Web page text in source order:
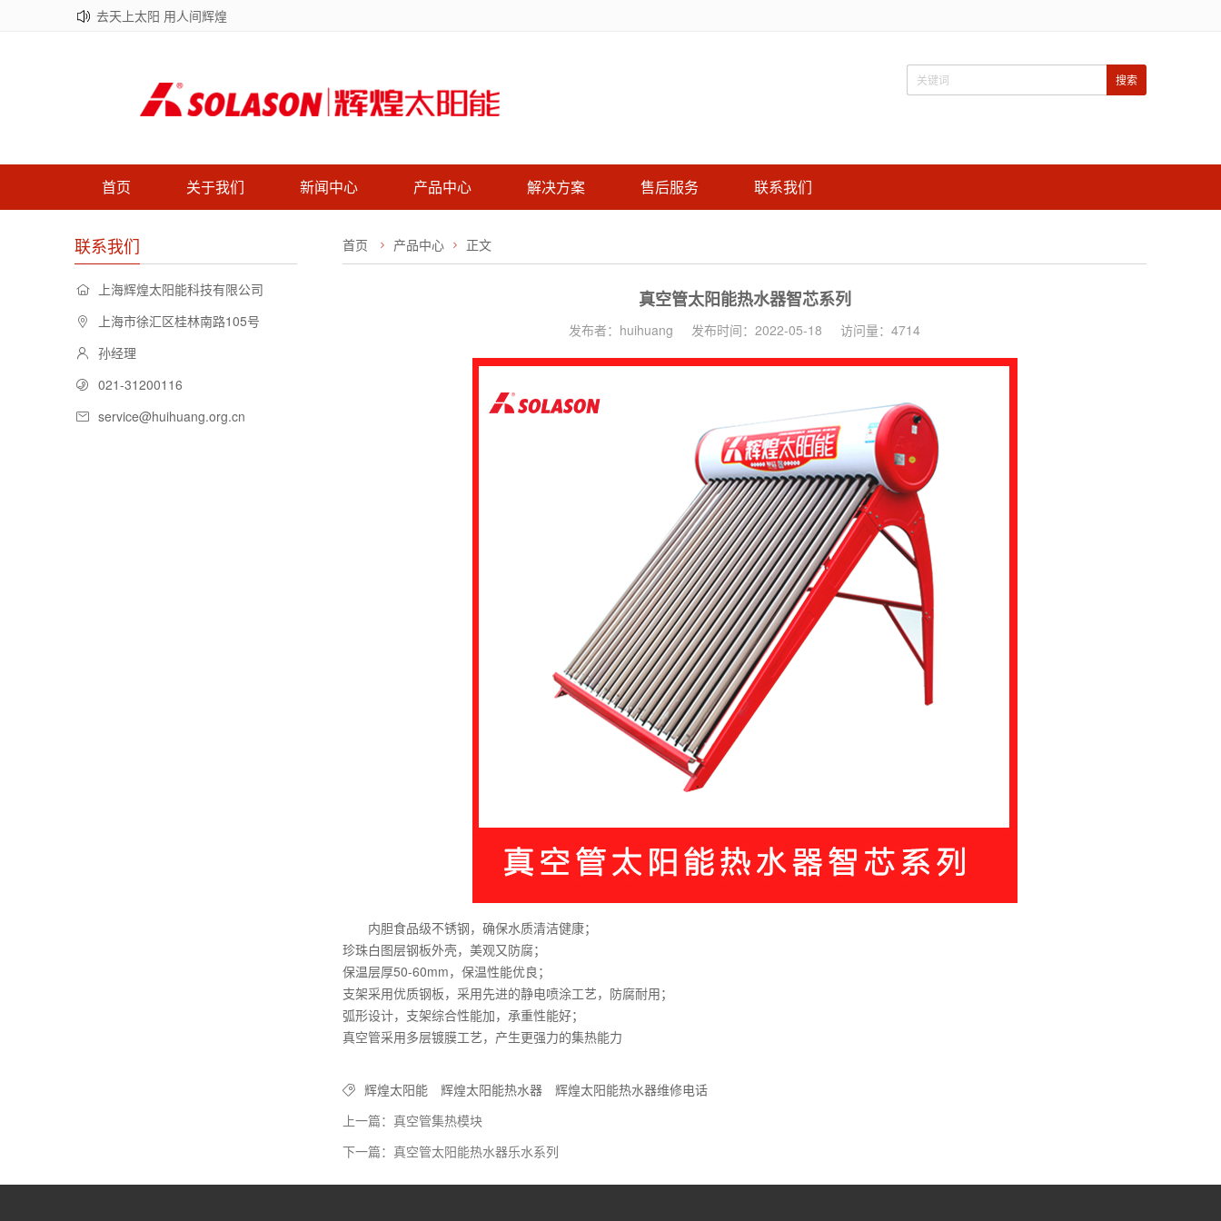
去天上太阳 用人间辉煌
首页 关于我们 新闻中心 产品中心 解决方案 售后服务 联系我们
联系我们
上海辉煌太阳能科技有限公司
上海市徐汇区桂林南路105号
孙经理
021-31200116
service@huihuang.org.cn
首页 产品中心 正文
真空管太阳能热水器智芯系列
发布者：huihuang 发布时间：2022-05-18 访问量：4714
内胆食品级不锈钢，确保水质清洁健康；
珍珠白图层钢板外壳，美观又防腐；
保温层厚50-60mm，保温性能优良；
支架采用优质钢板，采用先进的静电喷涂工艺，防腐耐用；
弧形设计，支架综合性能加，承重性能好；
真空管采用多层镀膜工艺，产生更强力的集热能力
辉煌太阳能 辉煌太阳能热水器
辉煌太阳能热水器维修电话
上一篇：真空管集热模块
下一篇：真空管太阳能热水器乐水系列